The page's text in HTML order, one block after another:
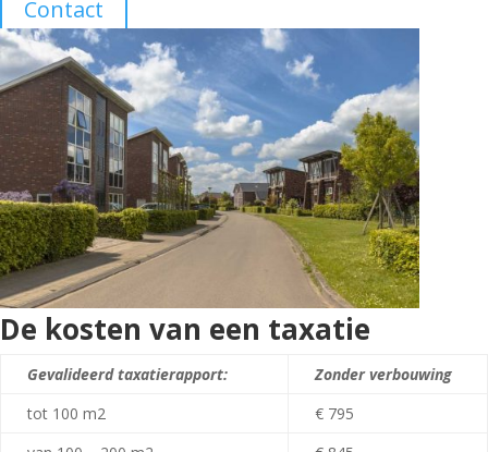
Contact
De kosten van een taxatie
Gevalideerd taxatierapport:
Zonder verbouwing
tot 100 m2
€ 795